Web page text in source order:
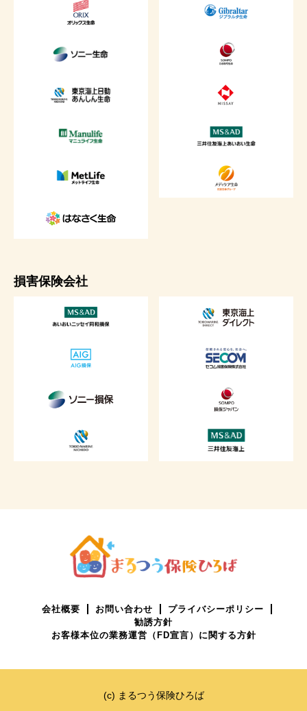
損害保険会社
会社概要 お問い合わせ
プライバシーポリシー
勧誘方針
お客様本位の業務運営（FD宣言）に関する方針
(c) まるつう保険ひろば